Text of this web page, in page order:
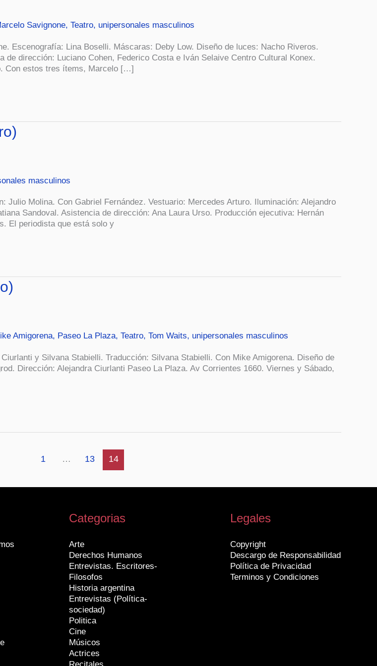
Savignone, Teatro, unipersonales masculinos
Escenografía: Lina Boselli. Máscaras: Deby Low. Diseño de luces: Nacho Riveros.
dirección: Luciano Cohen, Federico Costa e Iván Selaive Centro Cultural Konex.
Con estos tres ítems, Marcelo […]
masculinos
Molina. Con Gabriel Fernández. Vestuario: Mercedes Arturo. Iluminación: Alejandro
Sandoval. Asistencia de dirección: Ana Laura Urso. Producción ejecutiva: Hernán
El periodista que está solo y
Amigorena, Paseo La Plaza, Teatro, Tom Waits, unipersonales masculinos
y Silvana Stabielli. Traducción: Silvana Stabielli. Con Mike Amigorena. Diseño de
Dirección: Alejandra Ciurlanti Paseo La Plaza. Av Corrientes 1660. Viernes y Sábado,
1 … 13 14
Categorias
Arte
Derechos Humanos
Entrevistas. Escritores-
Filosofos
Historia argentina
Entrevistas (Política-
sociedad)
Politica
Cine
Músicos
Actrices
Legales
Copyright
Descargo de Responsabilidad
Política de Privacidad
Terminos y Condiciones